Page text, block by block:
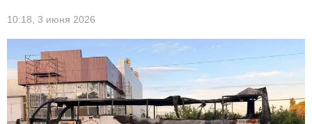
10:18, 3 июня 2026